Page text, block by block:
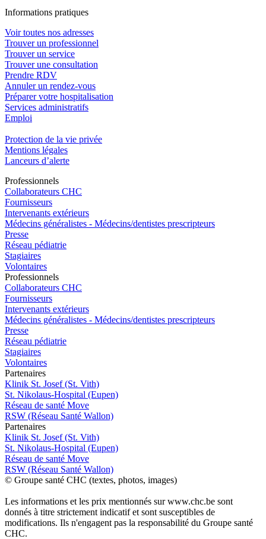
Informations pratiques
Voir toutes nos adresses
Trouver un professionnel
Trouver un service
Trouver une consultation
Prendre RDV
Annuler un rendez-vous
Préparer votre hospitalisation
Services administratifs
Emploi​
Protection de la vie privée
Mentions légales
Lanceurs d’alerte
Professionnels
Collaborateurs CHC
Fournisseurs
Intervenants extérieurs
Médecins généralistes - Médecins/dentistes prescripteurs
Presse
Réseau pédiatrie
Stagiaires
Volontaires
Professionnels
Collaborateurs CHC
Fournisseurs
Intervenants extérieurs
Médecins généralistes - Médecins/dentistes prescripteurs
Presse
Réseau pédiatrie
Stagiaires
Volontaires
Partenaires
Klinik St. Josef (St. Vith)
St. Nikolaus-Hospital (Eupen)
Réseau de santé Move
RSW (Réseau Santé Wallon)
Partenaires
Klinik St. Josef (St. Vith)
St. Nikolaus-Hospital (Eupen)
Réseau de santé Move
RSW (Réseau Santé Wallon)
© Groupe santé CHC (textes, photos, images)
Les informations et les prix mentionnés sur www.chc.be sont
donnés à titre strictement indicatif et sont susceptibles de
modifications. Ils n'engagent pas la responsabilité du Groupe santé
CHC.